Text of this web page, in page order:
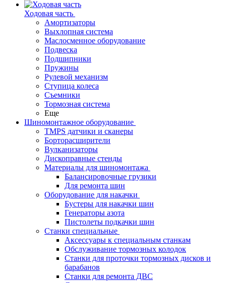
Ходовая часть
Амортизаторы
Выхлопная система
Маслосменное оборудование
Подвеска
Подшипники
Пружины
Рулевой механизм
Ступица колеса
Съемники
Тормозная система
Еще
Шиномонтажное оборудование
TMPS датчики и сканеры
Борторасширители
Вулканизаторы
Дископравные стенды
Материалы для шиномонтажа
Балансировочные грузики
Для ремонта шин
Оборудование для накачки
Бустеры для накачки шин
Генераторы азота
Пистолеты подкачки шин
Станки специальные
Аксессуары к специальным станкам
Обслуживание тормозных колодок
Станки для проточки тормозных дисков и
барабанов
Станки для ремонта ДВС